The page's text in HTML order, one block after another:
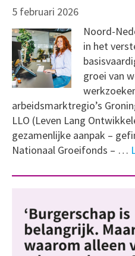
5 februari 2026
Noord-
in het
groei van
arbeidsmarktregio’s
LLO (Leven Lang
gezamenlijke aanpak –
Nationaal Groeifonds – …